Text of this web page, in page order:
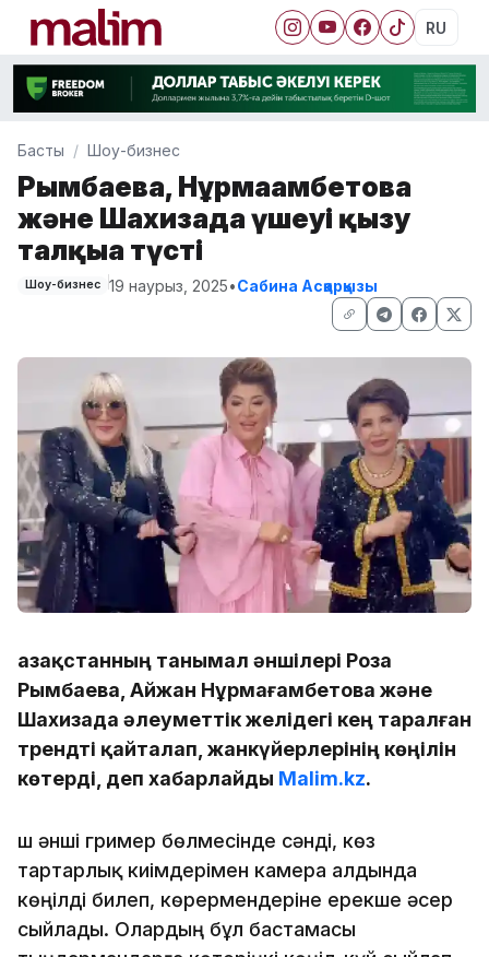
RU
Басты Шоу-бизнес
Рымбаева, Нұрмағамбетова
және Шахизада үшеуі қызу
талқыға түсті
Шоу-бизнес 19 наурыз, 2025•Сабина Асқарқызы
Қазақстанның танымал әншілері Роза
Рымбаева, Айжан Нұрмағамбетова және
Шахизада әлеуметтік желідегі кең таралған
трендті қайталап, жанкүйерлерінің көңілін
көтерді, деп хабарлайды Malim.kz.
Үш әнші гример бөлмесінде сәнді, көз
тартарлық киімдерімен камера алдында
көңілді билеп, көрермендеріне ерекше әсер
сыйлады. Олардың бұл бастамасы